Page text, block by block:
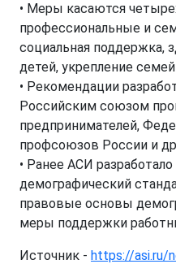
• Меры касаются
профессиональные и
социальная поддержка,
детей, укрепление
• Рекомендации
Российским союзом
предпринимателей,
профсоюзов России и
• Ранее АСИ
демографический
правовые основы
меры поддержки
Источник - https://asi.ru/